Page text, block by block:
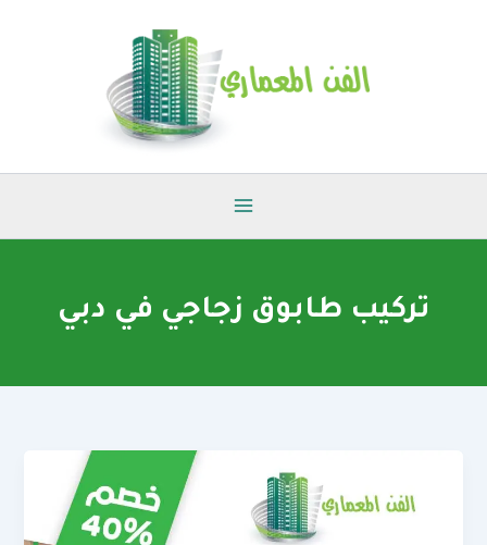
تركيب طابوق زجاجي في دبي